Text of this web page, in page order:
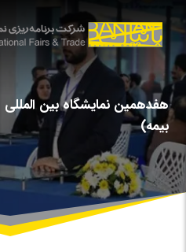
هفدهمین نمایشگاه بین
بیمه)